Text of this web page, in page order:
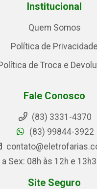
Institucional
Quem Somos
Política de Privacidade
de Troca e
Fale Conosco
(83) 3331-4370
(83) 99844-3922
a Sex: 08h às 12h e
Site Seguro